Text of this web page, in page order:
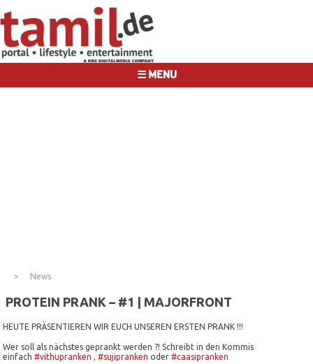
☰ MENU
News
PROTEIN PRANK – #1 | MAJORFRONT
HEUTE PRÄSENTIEREN WIR EUCH UNSEREN ERSTEN PRANK !!!
Wer soll als nächstes geprankt werden ?! Schreibt in den Kommis
einfach#vithupranken ,#sujipranken oder#caasipranken